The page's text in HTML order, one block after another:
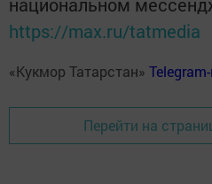
https://max.ru/tatmedia
«Кукмор Татарстан»
Перейти на